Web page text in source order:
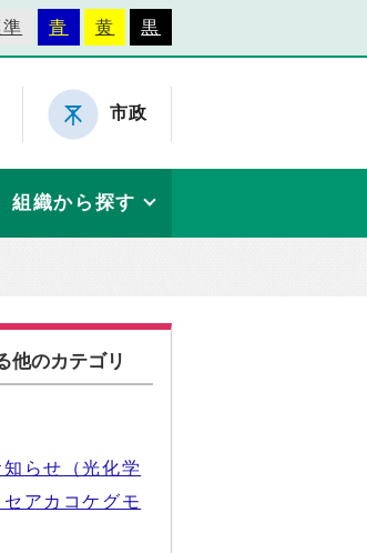
青 黄 黒
市政
組織から探す
他のカテゴリ
らせ（光化学
アカコケグモ